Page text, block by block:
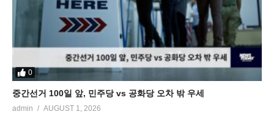
0
중간선거 100일 앞, 민주당 vs 공화당 오차 밖 우세
admin AUGUST 1, 2026